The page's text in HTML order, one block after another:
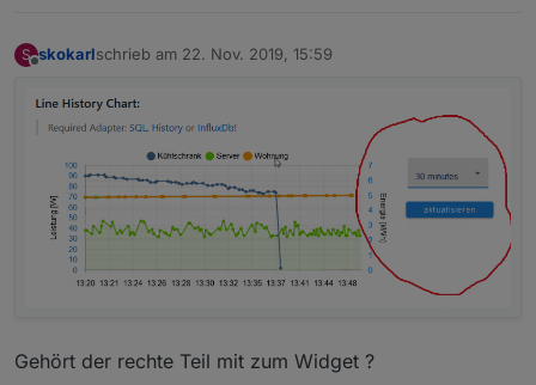
S skokarlschrieb am 22. Nov. 2019, 15:59
zuletzt editiert von
Gehört der rechte Teil mit zum Widget ?